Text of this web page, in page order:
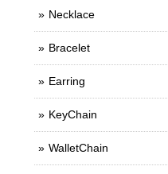
Necklace
Bracelet
Earring
KeyChain
WalletChain